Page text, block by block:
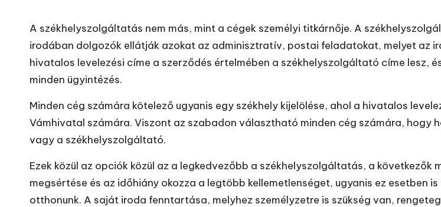
A székhelyszolgáltatás nem más, mint a cégek személyi titkárnője. A
irodában dolgozók ellátják azokat az adminisztratív, postai feladatokat, melyet az
hivatalos levelezési címe a szerződés értelmében a székhelyszolgáltató címe lesz,
minden ügyintézés.
Minden cég számára kötelező ugyanis egy székhely kijelölése, ahol a hivatalos
Vámhivatal számára. Viszont az szabadon választható minden cég számára, hogy
vagy a székhelyszolgáltató.
Ezek közül az opciók közül az a legkedvezőbb a székhelyszolgáltatás, a
megsértése és az időhiány okozza a legtöbb kellemetlenséget, ugyanis ez esetben
otthonunk. A saját iroda fenntartása, melyhez személyzetre is szükség van,